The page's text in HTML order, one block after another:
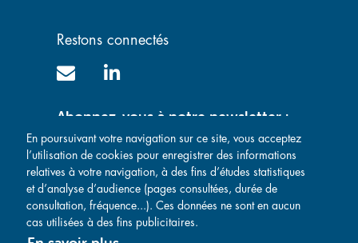
Restons connectés
Abonnez-vous à notre newsletter :
Mentions légales
En poursuivant votre navigation sur ce site, vous acceptez
l’utilisation de cookies pour enregistrer des informations
relatives à votre navigation, à des fins d’études statistiques
et d’analyse d’audience (pages consultées, durée de
consultation, fréquence...). Ces données ne sont en aucun
cas utilisées à des fins publicitaires.